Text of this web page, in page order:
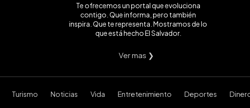
Te ofrecemos un portal que evoluciona
contigo. Que informa, pero también
inspira. Que te representa. Mostramos de lo
que está hecho El Salvador.
Ver mas ❯
Turismo Noticias Vida Entretenimiento Deportes